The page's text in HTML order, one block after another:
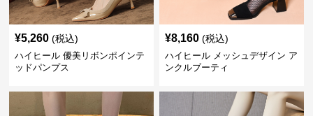
¥5,260 (税込)
ハイヒール 優美リボンポインテ
ッドパンプス
¥8,160 (税込)
ハイヒール メッシュデザイン ア
ンクルブーティ